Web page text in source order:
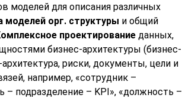
моделей для описания различных
моделей орг. структуры и общий
проектирование данных,
бизнес-архитектуры (бизнес-
риски, документы, цели и
например, «сотрудник –
подразделение – KPI», «должность –